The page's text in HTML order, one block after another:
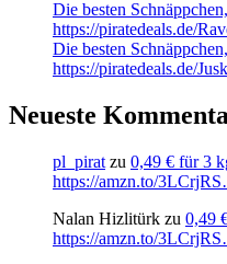
Die besten
https://piratedeals.de/
Die besten
https://piratedeals.de/
Neueste
pl_pirat zu 0,49 € für 3
https://amzn.to/
Nalan Hizlitürk zu 0,49
https://amzn.to/